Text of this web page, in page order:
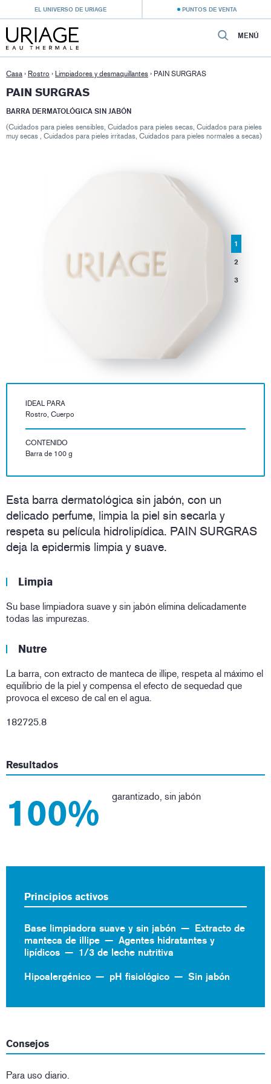
EL UNIVERSO DE URIAGE PUNTOS DE VENTA
MENÚ
Casa › Rostro › Limpiadores y desmaquillantes › PAIN SURGRAS
PAIN SURGRAS
BARRA DERMATOLÓGICA SIN JABÓN
(Cuidados para pieles sensibles, Cuidados para pieles secas, Cuidados para pieles
muy secas , Cuidados para pieles irritadas, Cuidados para pieles normales a secas)
1
2
3
IDEAL PARA
Rostro, Cuerpo
CONTENIDO
Barra de 100 g
Esta barra dermatológica sin jabón, con un
delicado perfume, limpia la piel sin secarla y
respeta su película hidrolipídica. PAIN SURGRAS
deja la epidermis limpia y suave.
Limpia
Su base limpiadora suave y sin jabón elimina delicadamente
todas las impurezas.
Nutre
La barra, con extracto de manteca de illipe, respeta al máximo el
equilibrio de la piel y compensa el efecto de sequedad que
provoca el exceso de cal en el agua.
182725.8
Resultados
100% garantizado, sin jabón
Principios activos
Base limpiadora suave y sin jabón
Extracto de
manteca de illipe
Agentes hidratantes y
lipídicos
1/3 de leche nutritiva
Hipoalergénico pH fisiológico Sin jabón
Consejos
Para uso diario.